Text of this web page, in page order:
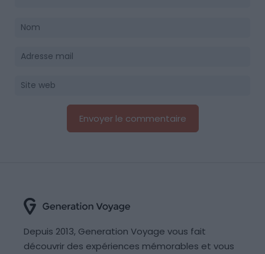
Depuis 2013, Generation Voyage vous fait
découvrir des expériences mémorables et vous